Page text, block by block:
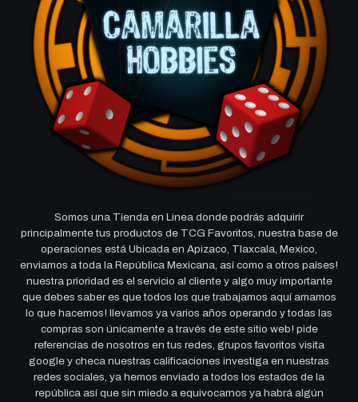
Somos una Tienda en Linea donde podrás adquirir
principalmente tus productos de TCG Favoritos, nuestra base de
operaciones está Ubicada en Apizaco, Tlaxcala, Mexico,
enviamos a toda la República Mexicana, así como a otros países!
nuestra prioridad es el servicio al cliente y algo muy importante
que debes saber es que todos los que trabajamos aquí amamos
lo que hacemos! llevamos ya varios años operando y todas las
compras son únicamente a través de este sitio web! pide
referencias de nosotros en tus redes, grupos favoritos visita
google y checa nuestras calificaciones investiga en nuestras
redes sociales, ya hemos enviado a todos los estados de la
república así que sin miedo a equivocarnos ya habrá algún